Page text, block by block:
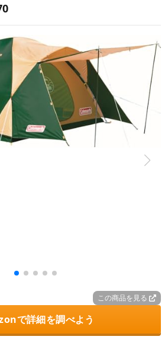
この商品を見る
で詳細を調べよう